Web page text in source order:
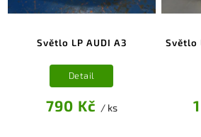
Světlo LP AUDI A3
790 Kč / ks
Detail
Světlo